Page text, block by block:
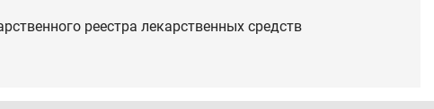
реестра лекарственных средств